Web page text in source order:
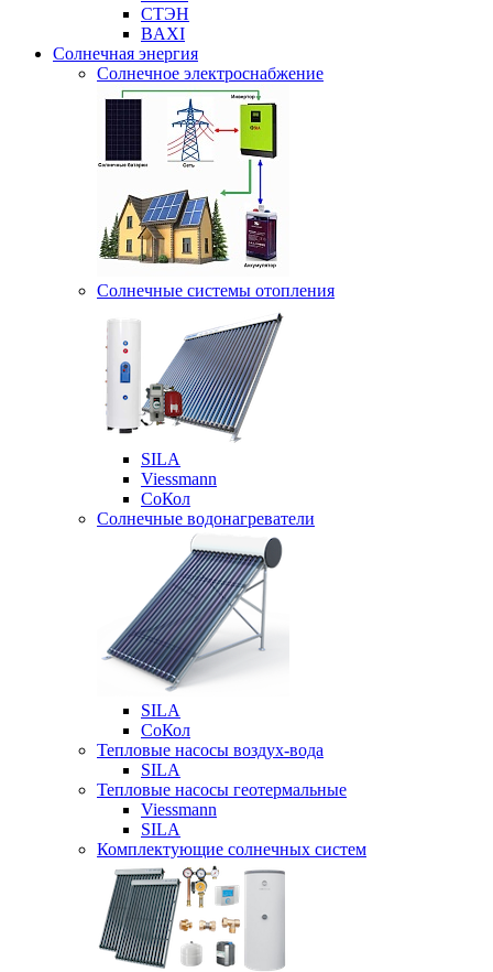
СТЭН
BAXI
Солнечная энергия
Солнечное электроснабжение
Солнечные системы отопления
SILA
Viessmann
СоКол
Солнечные водонагреватели
SILA
СоКол
Тепловые насосы воздух-вода
SILA
Тепловые насосы геотермальные
Viessmann
SILA
Комплектующие солнечных систем